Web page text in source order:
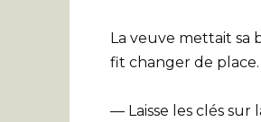
La veuve mettait sa
fit changer de place.
— Laisse les clés sur